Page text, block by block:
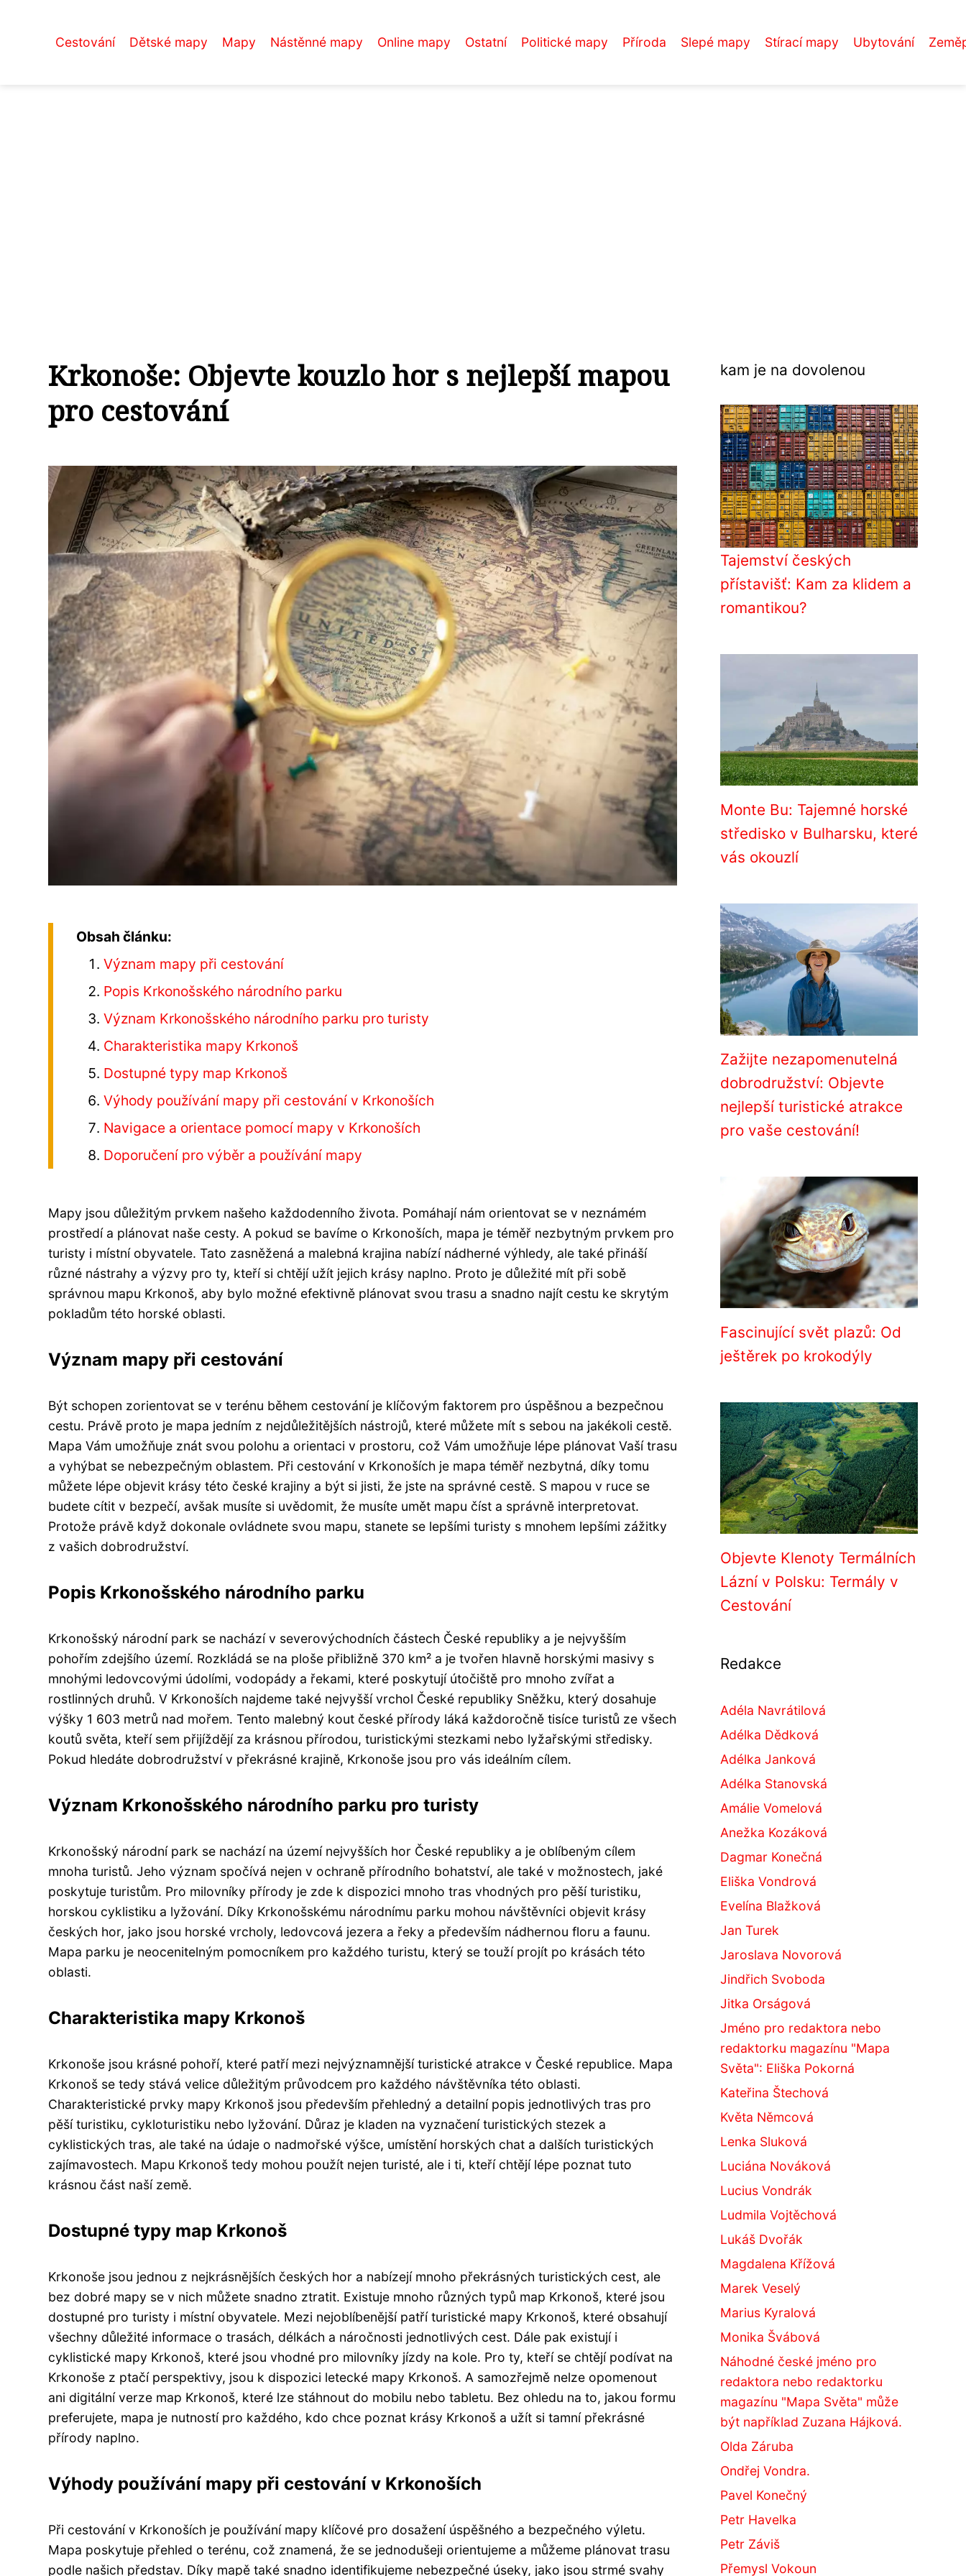
Cestování Dětské mapy Mapy Nástěnné mapy Online mapy Ostatní Politické mapy Příroda Slepé mapy Stírací mapy Ubytování
Krkonoše: Objevte kouzlo hor s nejlepší mapou
pro cestování
Obsah článku:
Význam mapy při cestování
Popis Krkonošského národního parku
Význam Krkonošského národního parku pro turisty
Charakteristika mapy Krkonoš
Dostupné typy map Krkonoš
Výhody používání mapy při cestování v Krkonoších
Navigace a orientace pomocí mapy v Krkonoších
Doporučení pro výběr a používání mapy
Mapy jsou důležitým prvkem našeho každodenního života. Pomáhají nám orientovat se v neznámém
prostředí a plánovat naše cesty. A pokud se bavíme o Krkonoších, mapa je téměř nezbytným prvkem pro
turisty i místní obyvatele. Tato zasněžená a malebná krajina nabízí nádherné výhledy, ale také přináší
různé nástrahy a výzvy pro ty, kteří si chtějí užít jejich krásy naplno. Proto je důležité mít při sobě
správnou mapu Krkonoš, aby bylo možné efektivně plánovat svou trasu a snadno najít cestu ke skrytým
pokladům této horské oblasti.
Význam mapy při cestování
Být schopen zorientovat se v terénu během cestování je klíčovým faktorem pro úspěšnou a bezpečnou
cestu. Právě proto je mapa jedním z nejdůležitějších nástrojů, které můžete mít s sebou na jakékoli cestě.
Mapa Vám umožňuje znát svou polohu a orientaci v prostoru, což Vám umožňuje lépe plánovat Vaší trasu
a vyhýbat se nebezpečným oblastem. Při cestování v Krkonoších je mapa téměř nezbytná, díky tomu
můžete lépe objevit krásy této české krajiny a být si jisti, že jste na správné cestě. S mapou v ruce se
budete cítit v bezpečí, avšak musíte si uvědomit, že musíte umět mapu číst a správně interpretovat.
Protože právě když dokonale ovládnete svou mapu, stanete se lepšími turisty s mnohem lepšími zážitky
z vašich dobrodružství.
Popis Krkonošského národního parku
Krkonošský národní park se nachází v severovýchodních částech České republiky a je nejvyšším
pohořím zdejšího území. Rozkládá se na ploše přibližně 370 km² a je tvořen hlavně horskými masivy s
mnohými ledovcovými údolími, vodopády a řekami, které poskytují útočiště pro mnoho zvířat a
rostlinných druhů. V Krkonoších najdeme také nejvyšší vrchol České republiky Sněžku, který dosahuje
výšky 1 603 metrů nad mořem. Tento malebný kout české přírody láká každoročně tisíce turistů ze všech
koutů světa, kteří sem přijíždějí za krásnou přírodou, turistickými stezkami nebo lyžařskými středisky.
Pokud hledáte dobrodružství v překrásné krajině, Krkonoše jsou pro vás ideálním cílem.
Význam Krkonošského národního parku pro turisty
Krkonošský národní park se nachází na území nejvyšších hor České republiky a je oblíbeným cílem
mnoha turistů. Jeho význam spočívá nejen v ochraně přírodního bohatství, ale také v možnostech, jaké
poskytuje turistům. Pro milovníky přírody je zde k dispozici mnoho tras vhodných pro pěší turistiku,
horskou cyklistiku a lyžování. Díky Krkonošskému národnímu parku mohou návštěvníci objevit krásy
českých hor, jako jsou horské vrcholy, ledovcová jezera a řeky a především nádhernou floru a faunu.
Mapa parku je neocenitelným pomocníkem pro každého turistu, který se touží projít po krásách této
oblasti.
Charakteristika mapy Krkonoš
Krkonoše jsou krásné pohoří, které patří mezi nejvýznamnější turistické atrakce v České republice. Mapa
Krkonoš se tedy stává velice důležitým průvodcem pro každého návštěvníka této oblasti.
Charakteristické prvky mapy Krkonoš jsou především přehledný a detailní popis jednotlivých tras pro
pěší turistiku, cykloturistiku nebo lyžování. Důraz je kladen na vyznačení turistických stezek a
cyklistických tras, ale také na údaje o nadmořské výšce, umístění horských chat a dalších turistických
zajímavostech. Mapu Krkonoš tedy mohou použít nejen turisté, ale i ti, kteří chtějí lépe poznat tuto
krásnou část naší země.
Dostupné typy map Krkonoš
Krkonoše jsou jednou z nejkrásnějších českých hor a nabízejí mnoho překrásných turistických cest, ale
bez dobré mapy se v nich můžete snadno ztratit. Existuje mnoho různých typů map Krkonoš, které jsou
dostupné pro turisty i místní obyvatele. Mezi nejoblíbenější patří turistické mapy Krkonoš, které obsahují
všechny důležité informace o trasách, délkách a náročnosti jednotlivých cest. Dále pak existují i
cyklistické mapy Krkonoš, které jsou vhodné pro milovníky jízdy na kole. Pro ty, kteří se chtějí podívat na
Krkonoše z ptačí perspektivy, jsou k dispozici letecké mapy Krkonoš. A samozřejmě nelze opomenout
ani digitální verze map Krkonoš, které lze stáhnout do mobilu nebo tabletu. Bez ohledu na to, jakou formu
preferujete, mapa je nutností pro každého, kdo chce poznat krásy Krkonoš a užít si tamní překrásné
přírody naplno.
Výhody používání mapy při cestování v Krkonoších
Při cestování v Krkonoších je používání mapy klíčové pro dosažení úspěšného a bezpečného výletu.
Mapa poskytuje přehled o terénu, což znamená, že se jednodušeji orientujeme a můžeme plánovat trasu
podle našich představ. Díky mapě také snadno identifikujeme nebezpečné úseky, jako jsou strmé svahy
kam je na dovolenou
Tajemství českých
přístavišť: Kam za klidem a
romantikou?
Monte Bu: Tajemné horské
středisko v Bulharsku, které
vás okouzlí
Zažijte nezapomenutelná
dobrodružství: Objevte
nejlepší turistické atrakce
pro vaše cestování!
Fascinující svět plazů: Od
ještěrek po krokodýly
Objevte Klenoty Termálních
Lázní v Polsku: Termály v
Cestování
Redakce
Adéla Navrátilová
Adélka Dědková
Adélka Janková
Adélka Stanovská
Amálie Vomelová
Anežka Kozáková
Dagmar Konečná
Eliška Vondrová
Evelína Blažková
Jan Turek
Jaroslava Novorová
Jindřich Svoboda
Jitka Orságová
Jméno pro redaktora nebo
redaktorku magazínu "Mapa
Světa": Eliška Pokorná
Kateřina Štechová
Květa Němcová
Lenka Sluková
Luciána Nováková
Lucius Vondrák
Ludmila Vojtěchová
Lukáš Dvořák
Magdalena Křížová
Marek Veselý
Marius Kyralová
Monika Švábová
Náhodné české jméno pro
redaktora nebo redaktorku
magazínu "Mapa Světa" může
být například Zuzana Hájková.
Olda Záruba
Ondřej Vondra.
Pavel Konečný
Petr Havelka
Petr Záviš
Přemysl Vokoun